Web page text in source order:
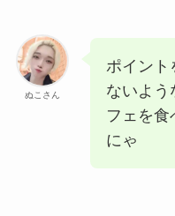
ぬこさん
ポイント
ないよう
フェを食
にゃ